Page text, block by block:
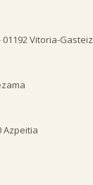
Vitoria-Gasteiz
Azpeitia